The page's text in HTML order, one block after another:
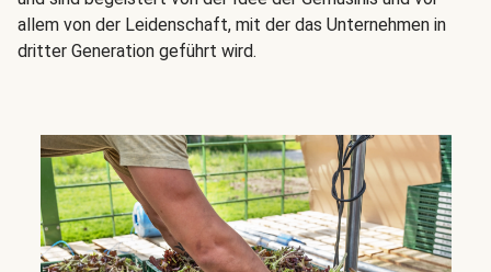
allem von der Leidenschaft, mit der das Unternehmen in
dritter Generation geführt wird.